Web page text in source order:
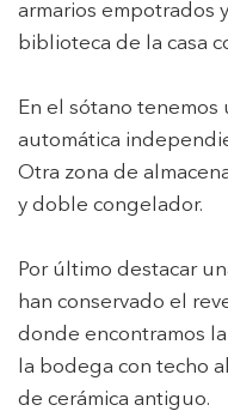
armarios empotrados
biblioteca de la casa
En el sótano
automática
Otra zona de
y doble congelador.
Por último destacar
han conservado el
donde encontramos
la bodega con techo
de cerámica antiguo.
Permiten realizar el
comportamiento de los
información recogida
elaboración de perfiles
el fin de introducir
datos de uso que
guardar la información
mejorar la calidad de
mejor experiencia a
Estas cookies son
sobre las preferencias
a través de la
navegación. Gracias a
de navegación en el
relacionada con el